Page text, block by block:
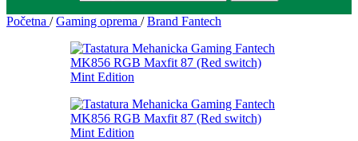
Početna / Gaming oprema / Brand Fantech